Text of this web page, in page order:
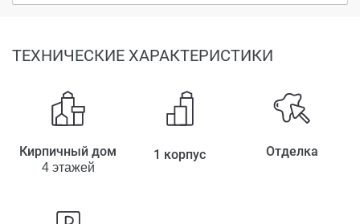
ТЕХНИЧЕСКИЕ ХАРАКТЕРИСТИКИ
Кирпичный дом
4 этажей
1 корпус Отделка